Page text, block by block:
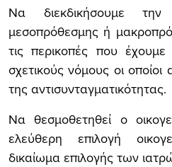
Να διεκδικήσουμε την
μεσοπρόθεσμης ή
τις περικοπές που
σχετικούς νόμους οι
της αντισυνταγματικότητας.
Να θεσμοθετηθεί ο
ελεύθερη επιλογή
δικαίωμα επιλογής των